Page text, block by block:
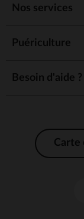
Nos services
Puériculture
Besoin d'aide ?
Carte